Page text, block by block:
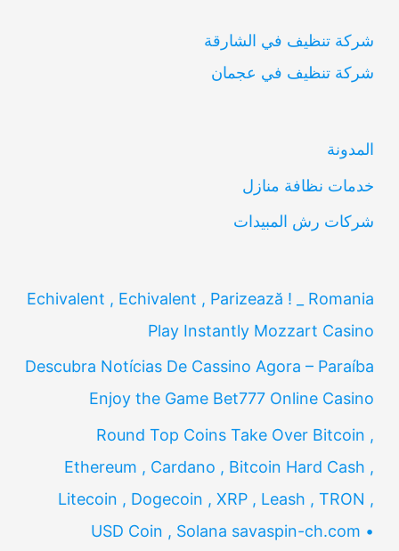
ح
ث
ن
شركة تنظيف في الشارقة
شركة تنظيف في عجمان
المدونة
خدمات نظافة منازل
شركات رش المبيدات
Echivalent , Echivalent , Parizează ! _ Romania
Play Instantly Mozzart Casino
Descubra Notícias De Cassino Agora – Paraíba
Enjoy the Game Bet777 Online Casino
Round Top Coins Take Over Bitcoin ,
Ethereum , Cardano , Bitcoin Hard Cash ,
Litecoin , Dogecoin , XRP , Leash , TRON ,
USD Coin , Solana savaspin-ch.com •